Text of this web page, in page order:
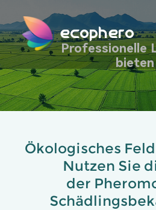
ecophero
Professionelle
bieten
Ökologisches
Nutzen Sie
der